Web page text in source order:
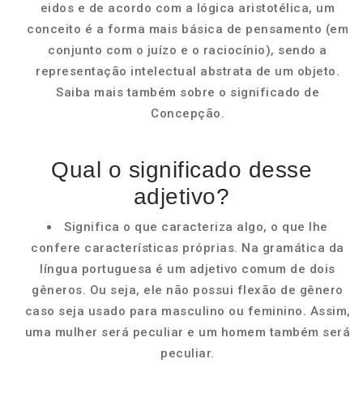
eidos e de acordo com a lógica aristotélica, um
conceito é a forma mais básica de pensamento (em
conjunto com o juízo e o raciocínio), sendo a
representação intelectual abstrata de um objeto.
Saiba mais também sobre o significado de
Concepção.
Qual o significado desse
adjetivo?
Significa o que caracteriza algo, o que lhe
confere características próprias. Na gramática da
língua portuguesa é um adjetivo comum de dois
gêneros. Ou seja, ele não possui flexão de gênero
caso seja usado para masculino ou feminino. Assim,
uma mulher será peculiar e um homem também será
peculiar.